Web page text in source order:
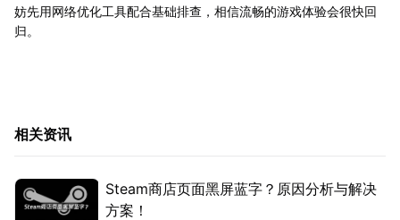
妨先用网络优化工具配合基础排查，相信流畅的游戏体验会很快回
归。
相关资讯
Steam商店页面黑屏蓝字？原因分析与解决
方案！